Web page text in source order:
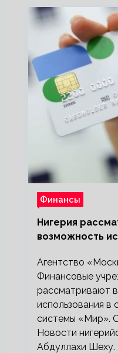
Финансы
Нигерия
возможность
Агентство
Финансовые
рассматривают
использования в
системы «Мир».
Новости
Абдуллахи Шеху.